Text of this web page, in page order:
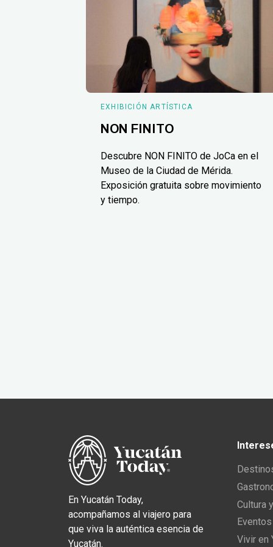
EXHIBICIÓN ARTÍSTICA
NON FINITO
Descubre NON FINITO de JoCa en el
Museo de la Ciudad de Mérida.
Exposición gratuita sobre movimiento
y tiempo.
En Yucatán Today,
acompañamos al viajero para
que viva la auténtica esencia de
Yucatán.
Cultura
Vivir en